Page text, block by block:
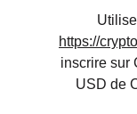
https://
inscrire sur
USD de